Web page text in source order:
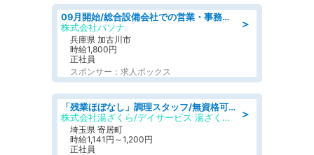
＞
09月開始/総合設備会社での営業・事務のお仕事/車通勤可/賞与あり/営業/営業事務
株式会社パソナ
兵庫県 加古川市
時給1,800円
正社員
スポンサー：求人ボックス
＞
「残業ほぼなし」調理スタッフ/無資格可/正職員/日勤のみ/デイサービス/社会保障完備
株式会社湯ざくら/デイサービス 湯ざくらケアリゾート
埼玉県 寄居町
時給1,141円～1,200円
正社員